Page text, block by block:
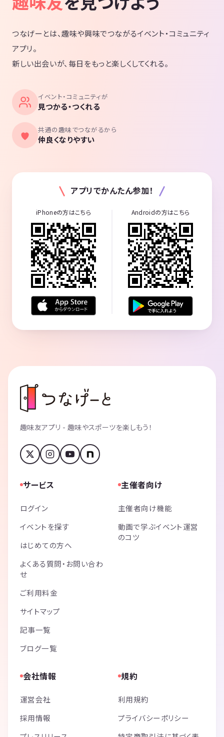
つなげーとは、趣味や興味でつながるイベント・コミュニティ
アプリ。
新しい出会いが、毎日をもっと楽しくしてくれる。
イベント・コミュニティが
見つかる・つくれる
共通の趣味でつながるから
仲良くなりやすい
アプリでかんたん参加！
iPhoneの方はこちら Androidの方はこちら
趣味友アプリ - 趣味やスポーツを楽しもう！
サービス
ログイン
イベントを探す
はじめての方へ
よくある質問・お問い合わ
せ
ご利用料金
サイトマップ
記事一覧
ブログ一覧
主催者向け
主催者向け機能
動画で学ぶイベント運営
のコツ
会社情報
運営会社
採用情報
規約
利用規約
プライバシーポリシー